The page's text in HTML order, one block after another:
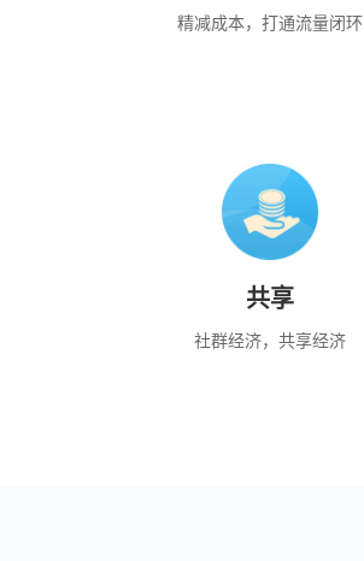
精减成本，打通流量闭环
共享
社群经济，共享经济